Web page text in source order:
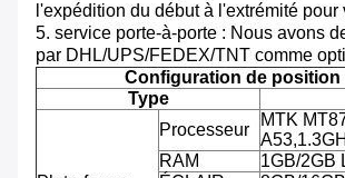
l'expédition du début à l'extrémité pour
5. service porte-à-porte : Nous avons
par DHL/UPS/FEDEX/TNT comme
Configuration de position
Type
Processeur
MTK
RAM
1GB/2GB